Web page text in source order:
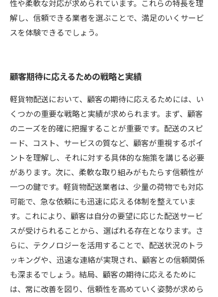
性や柔軟な対応が求められています。これらの特長を理
解し、信頼できる業者を選ぶことで、満足のいくサービ
スを体験できるでしょう。
顧客期待に応えるための戦略と実績
軽貨物配送において、顧客の期待に応えるためには、い
くつかの重要な戦略と実績が求められます。まず、顧客
のニーズを的確に把握することが重要です。配送のスピ
ード、コスト、サービスの質など、顧客が重視するポイ
ントを理解し、それに対する具体的な施策を講じる必要
があります。次に、柔軟な取り組みがもたらす信頼性が
一つの鍵です。軽貨物配送業者は、少量の荷物でも対応
可能で、急な依頼にも迅速に応える体制を整えていま
す。これにより、顧客は自分の要望に応じた配送サービ
スが受けられることから、選ばれる存在となります。さ
らに、テクノロジーを活用することで、配送状況のトラ
ッキングや、迅速な連絡が実現され、顧客との信頼関係
も深まるでしょう。結局、顧客の期待に応えるために
は、常に改善を図り、信頼性を高めていく姿勢が求めら